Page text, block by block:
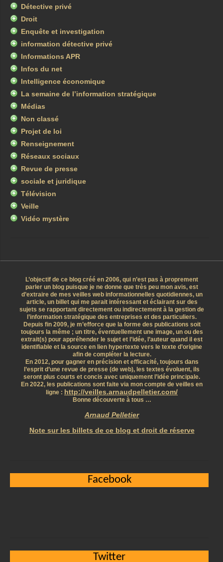
Détective privé
Droit
Enquête et investigation
information détective privé
Informations APR
Infos du net
Intelligence économique
La semaine de l’information stratégique
Médias
Non classé
Projet de loi
Renseignement
Réseaux sociaux
Revue de presse
sociale et juridique
Télévision
Veille
Vidéo mystère
L’objectif de ce blog créé en 2006, qui n’est pas à proprement
parler un blog puisque je ne donne que très peu mon avis, est
d’extraire de mes veilles web informationnelles quotidiennes, un
article, un billet qui me parait intéressant et éclairant sur des
sujets se rapportant directement ou indirectement à la gestion de
l’information stratégique des entreprises et des particuliers.
Depuis fin 2009, je m’efforce que la forme des publications soit
toujours la même ; un titre, éventuellement une image, un ou des
extrait(s) pour appréhender le sujet et l’idée, l’auteur quand il est
identifiable et la source en lien hypertexte vers le texte d’origine
afin de compléter la lecture.
En 2012, pour gagner en précision et efficacité, toujours dans
l’esprit d’une revue de presse (de web), les textes évoluent, ils
seront plus courts et concis avec uniquement l’idée principale.
En 2022, les publications sont faite via mon compte de veilles en
ligne : http://veilles.arnaudpelletier.com/
Bonne découverte à tous …
Arnaud Pelletier
Note sur les billets de ce blog et droit de réserve
Facebook
Twitter